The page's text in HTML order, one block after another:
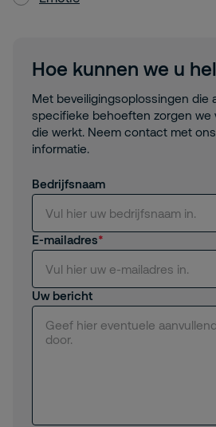
Hoe kunnen we u
Met beveiligingsoplossingen die
specifieke behoeften zorgen we
die werkt. Neem contact met
informatie.
Bedrijfsnaam
E-mailadres
Uw bericht